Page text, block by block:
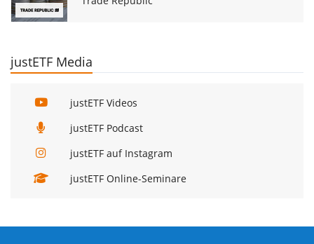
justETF Media
justETF Videos
justETF Podcast
justETF auf Instagram
justETF Online-Seminare